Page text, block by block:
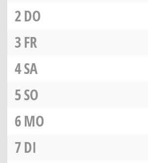
2DO
3FR
4SA
5SO
6MO
7DI